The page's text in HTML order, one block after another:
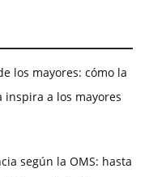
los mayores: cómo la
inspira a los mayores
según la OMS: hasta